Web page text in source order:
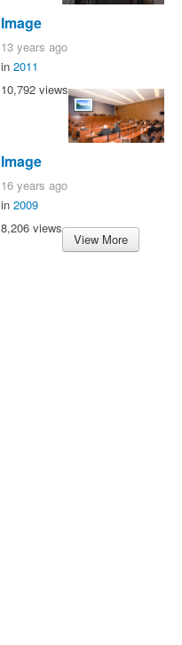
Image
13 years ago
in 2011
10,792 views
Image
16 years ago
in 2009
8,206 views
View More